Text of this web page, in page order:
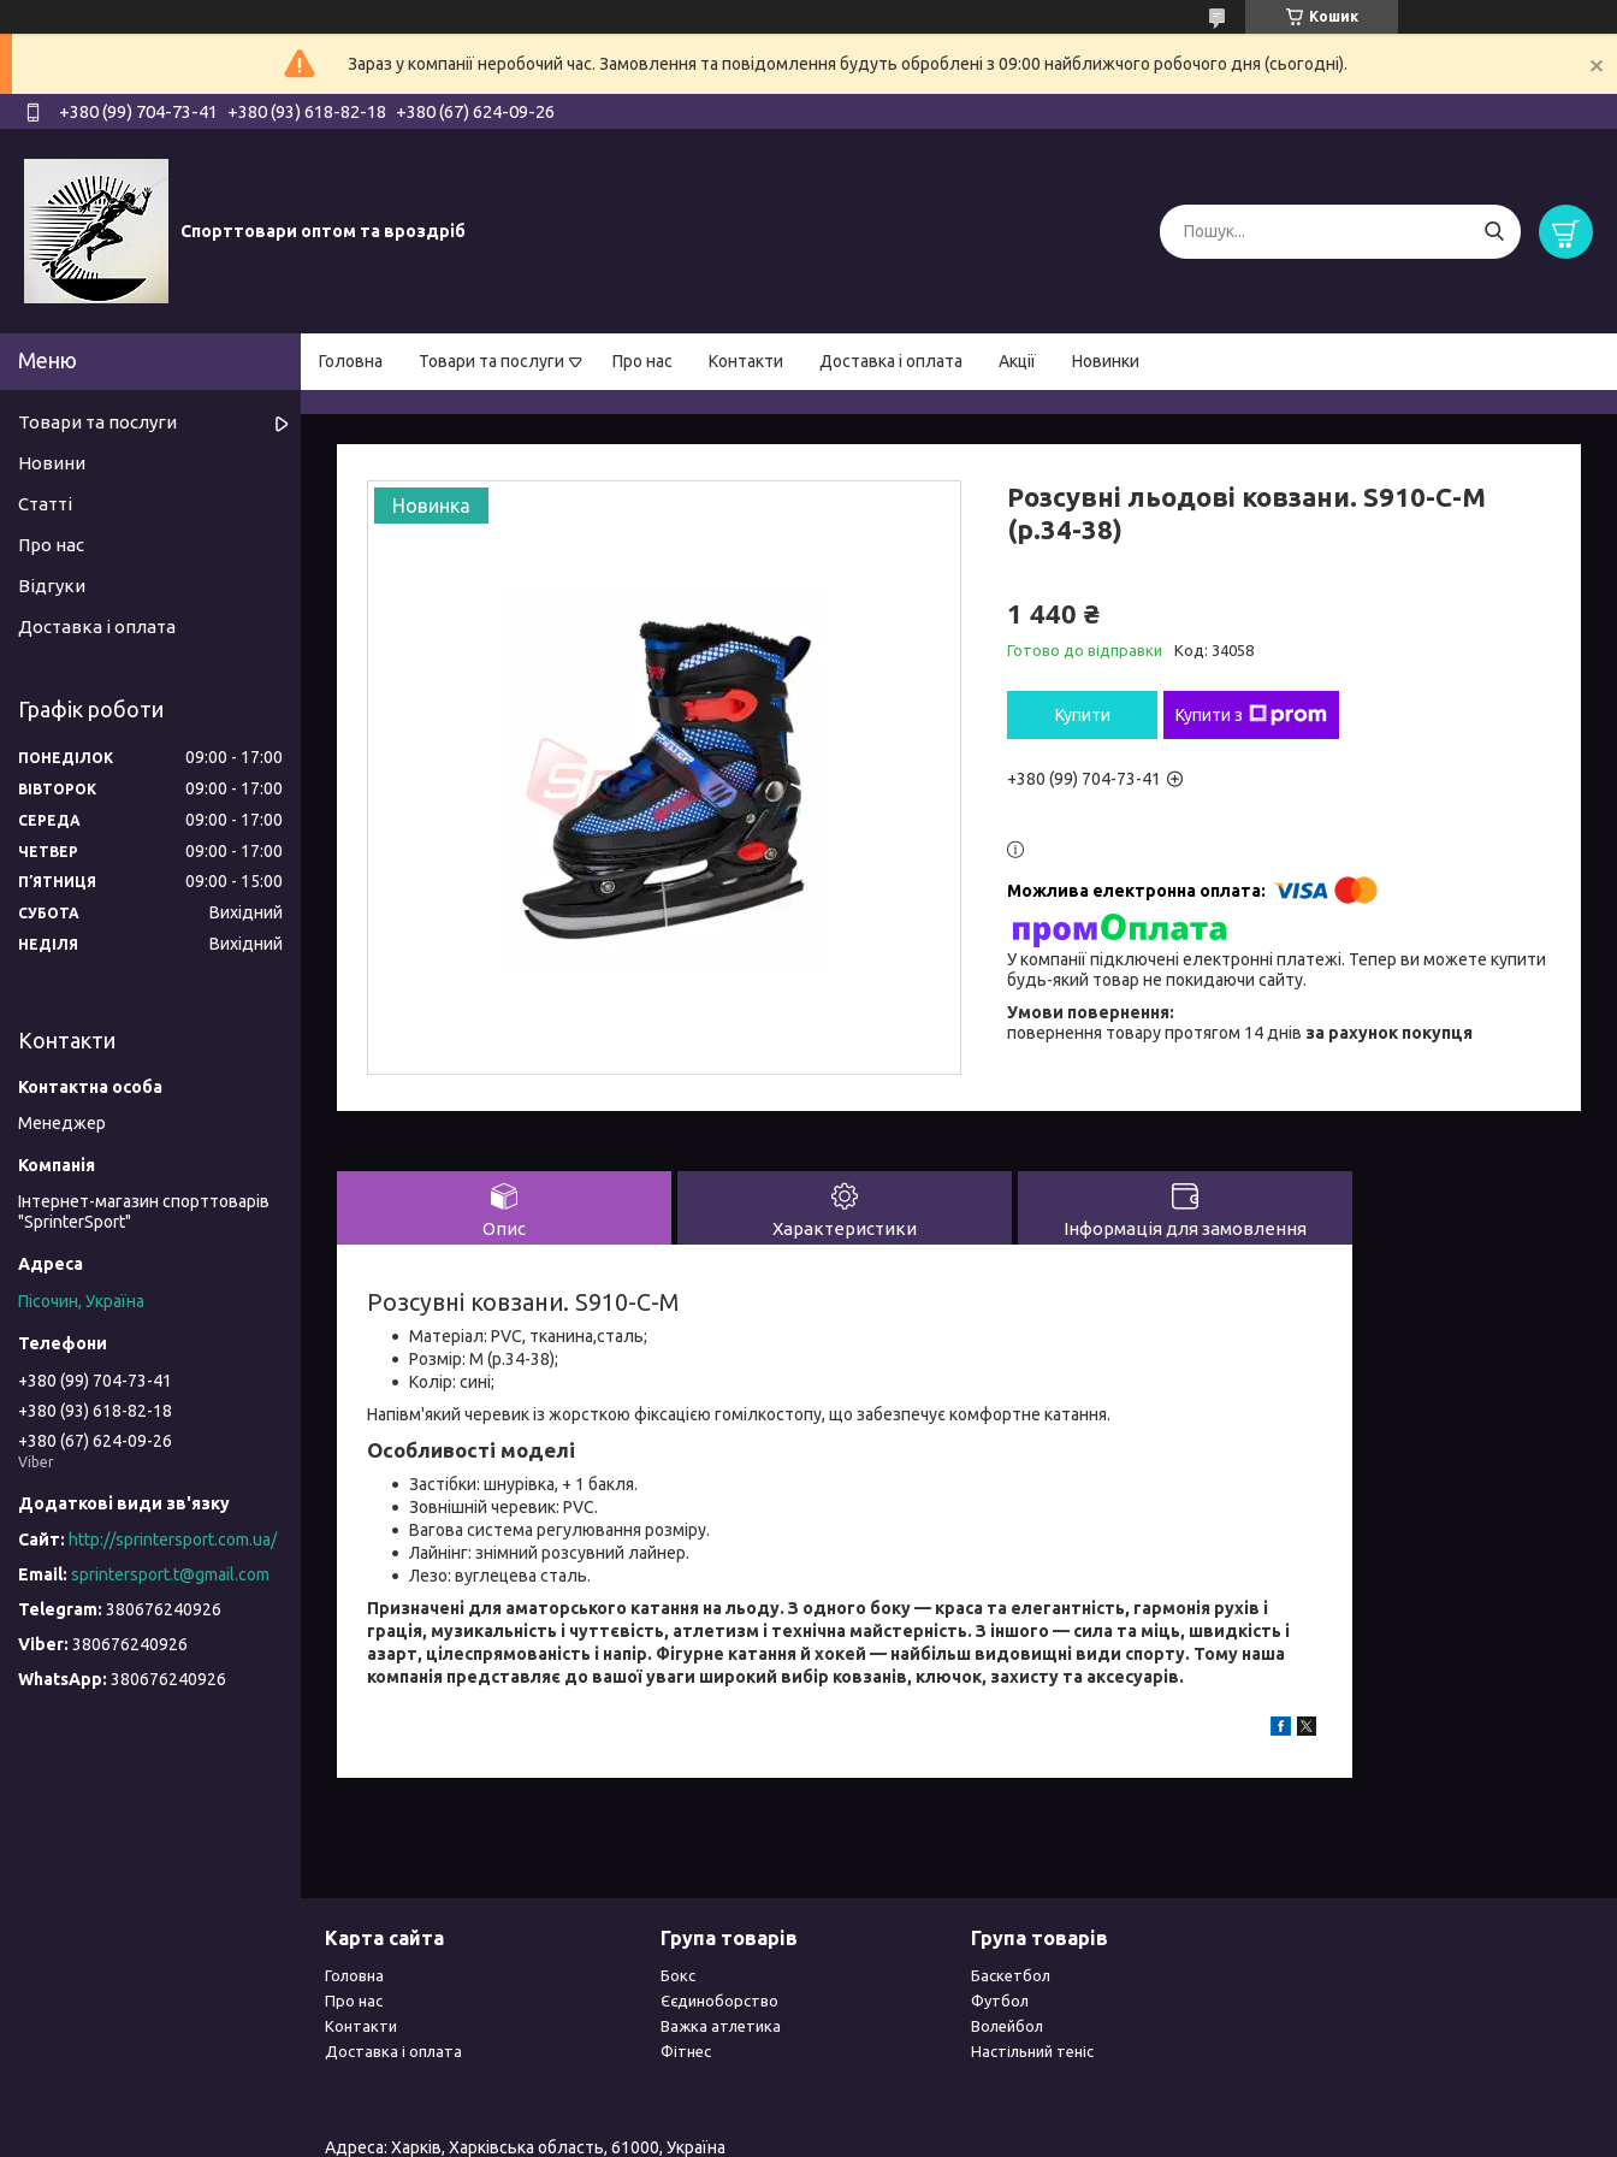
Кошик
Зараз у компанії неробочий час. Замовлення та повідомлення будуть оброблені з 09:00 найближчого робочого дня (сьогодні).
+380 (99) 704-73-41 +380 (93) 618-82-18 +380 (67) 624-09-26
Спорттовари оптом та вроздріб
Головна Товари та послуги Про нас Контакти Доставка і оплата Акції Новинки
Новинка
Розсувні льодові ковзани. S910-С-М
(р.34-38)
1 440 ₴
Готово до відправки Код: 34058
Купити Купити з
+380 (99) 704-73-41
У компанії підключені електронні платежі. Тепер ви можете купити
будь-який товар не покидаючи сайту.
повернення товару протягом 14 днів за рахунок покупця
Опис Характеристики Інформація для замовлення
Розсувні ковзани. S910-С-M
Матеріал: PVC, тканина,сталь;
Розмір: М (р.34-38);
Колір: сині;
Напівм'який черевик із жорсткою фіксацією гомілкостопу, що забезпечує комфортне катання.
Особливості моделі
Застібки: шнурівка, + 1 бакля.
Зовнішній черевик: PVC.
Вагова система регулювання розміру.
Лайнінг: знімний розсувний лайнер.
Лезо: вуглецева сталь.
Призначені для аматорського катання на льоду. З одного боку — краса та елегантність, гармонія рухів і
грація, музикальність і чуттєвість, атлетизм і технічна майстерність. З іншого — сила та міць, швидкість і
азарт, цілеспрямованість і напір. Фігурне катання й хокей — найбільш видовищні види спорту. Тому наша
компанія представляє до вашої уваги широкий вибір ковзанів, ключок, захисту та аксесуарів.
Товари та послуги
Новини
Статті
Про нас
Відгуки
Доставка і оплата
Графік роботи
ПОНЕДІЛОК 09:00 17:00
ВІВТОРОК 09:00 17:00
СЕРЕДА 09:00 17:00
ЧЕТВЕР 09:00 17:00
ПʼЯТНИЦЯ 09:00 15:00
СУБОТА Вихідний
НЕДІЛЯ Вихідний
Контакти
Менеджер
Інтернет-магазин спорттоварів
"SprinterSport"
Пісочин, Україна
+380 (99) 704-73-41
+380 (93) 618-82-18
+380 (67) 624-09-26
Viber
http://sprintersport.com.ua/
sprintersport.t@gmail.com
380676240926
380676240926
380676240926
Карта сайта
Головна
Про нас
Контакти
Доставка і оплата
Група товарів
Бокс
Єєдиноборство
Важка атлетика
Фітнес
Група товарів
Баскетбол
Футбол
Волейбол
Настільний теніс
Адреса: Харків, Харківська область, 61000, Україна